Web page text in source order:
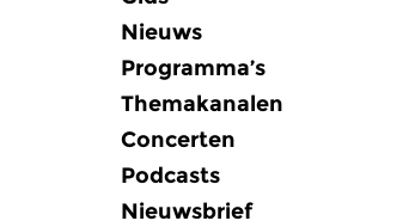
Nieuws
Programma’s
Themakanalen
Concerten
Podcasts
Nieuwsbrief